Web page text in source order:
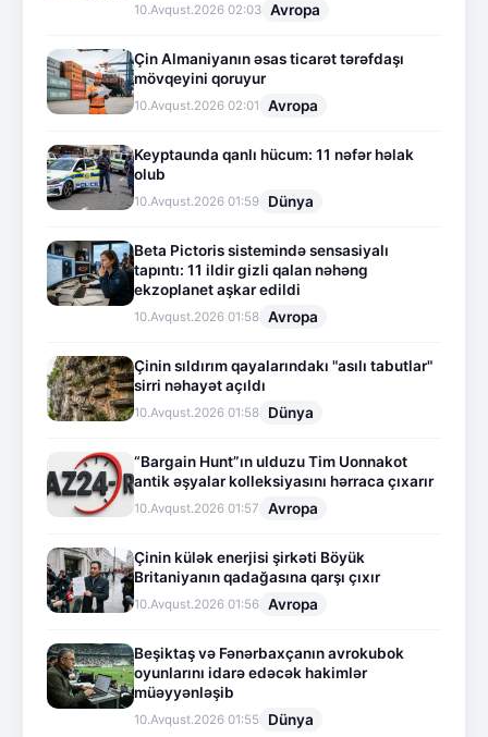
10.Avqust.2026 02:03 Avropa
Çin Almaniyanın əsas ticarət tərəfdaşı
mövqeyini qoruyur
10.Avqust.2026 02:01 Avropa
Keyptaunda qanlı hücum: 11 nəfər həlak
olub
10.Avqust.2026 01:59 Dünya
Beta Pictoris sistemində sensasiyalı
tapıntı: 11 ildir gizli qalan nəhəng
ekzoplanet aşkar edildi
10.Avqust.2026 01:58 Avropa
Çinin sıldırım qayalarındakı "asılı tabutlar"
sirri nəhayət açıldı
10.Avqust.2026 01:58 Dünya
“Bargain Hunt”ın ulduzu Tim Uonnakot
antik əşyalar kolleksiyasını hərraca çıxarır
10.Avqust.2026 01:57 Avropa
Çinin külək enerjisi şirkəti Böyük
Britaniyanın qadağasına qarşı çıxır
10.Avqust.2026 01:56 Avropa
Beşiktaş və Fənərbaxçanın avrokubok
oyunlarını idarə edəcək hakimlər
müəyyənləşib
10.Avqust.2026 01:55 Dünya